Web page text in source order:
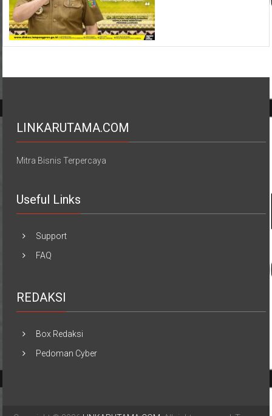
LINKARUTAMA.COM
Mitra Bisnis Terpercaya
Useful Links
Support
FAQ
REDAKSI
Box Redaksi
Pedoman Cyber